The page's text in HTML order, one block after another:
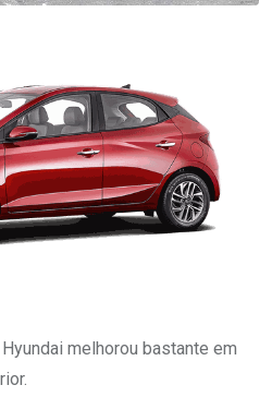
melhorou bastante em